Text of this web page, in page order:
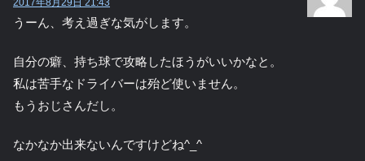
2017年8月29日 21:43
うーん、考え過ぎな気がします。
自分の癖、持ち球で攻略したほうがいいかなと。
私は苦手なドライバーは殆ど使いません。
もうおじさんだし。
なかなか出来ないんですけどね^_^